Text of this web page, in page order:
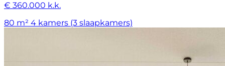
€ 360.000 k.k.
80 m² 4 kamers (3 slaapkamers)